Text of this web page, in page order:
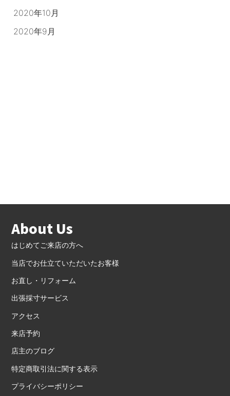
2020年10月
2020年9月
About Us
はじめてご来店の方へ
当店でお仕立ていただいたお客様
お直し・リフォーム
出張採寸サービス
アクセス
来店予約
店主のブログ
特定商取引法に関する表示
プライバシーポリシー